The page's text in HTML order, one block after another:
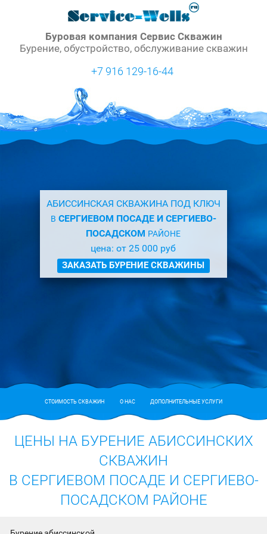
Буровая компания Сервис Скважин
Бурение, обустройство, обслуживание скважин
+7 916 129-16-44
АБИССИНСКАЯ СКВАЖИНА ПОД КЛЮЧ
В СЕРГИЕВОМ ПОСАДЕ И СЕРГИЕВО-
ПОСАДСКОМ РАЙОНЕ
цена: от 25 000 руб
ЗАКАЗАТЬ БУРЕНИЕ СКВАЖИНЫ
СТОИМОСТЬ СКВАЖИН О НАС ДОПОЛНИТЕЛЬНЫЕ УСЛУГИ
ЦЕНЫ НА БУРЕНИЕ АБИССИНСКИХ
СКВАЖИН
В СЕРГИЕВОМ ПОСАДЕ И СЕРГИЕВО-
ПОСАДСКОМ РАЙОНЕ